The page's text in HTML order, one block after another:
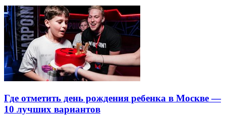
Где отметить день рождения ребенка в Москве —
10 лучших вариантов